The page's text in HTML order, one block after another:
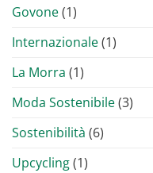
Govone(1)
Internazionale(1)
La Morra (1)
Moda Sostenibile(3)
Sostenibilità (6)
Upcycling(1)